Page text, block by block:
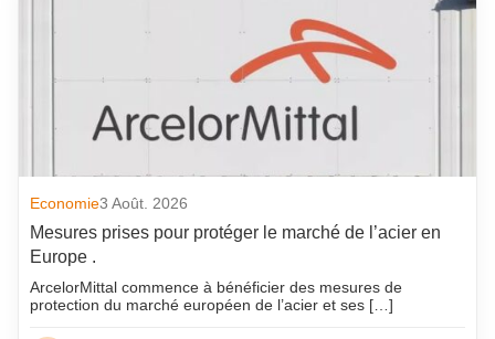
Economie3 Août. 2026
Mesures prises pour protéger le marché de l’acier en
Europe .
ArcelorMittal commence à bénéficier des mesures de
protection du marché européen de l’acier et ses […]